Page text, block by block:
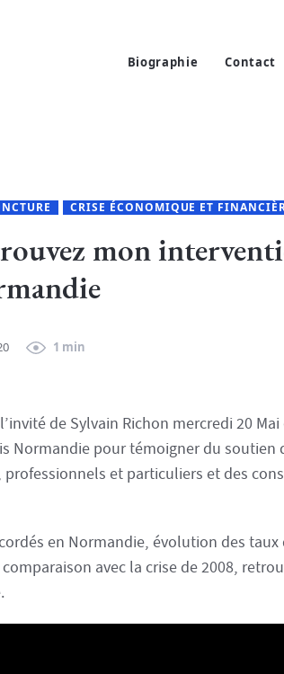
Biographie Contact
CRISE ÉCONOMIQUE ET
mon
1 min
de Sylvain Richon mercredi 20
Normandie pour témoigner du soutien
et particuliers et des
en Normandie, évolution des
avec la crise de 2008,